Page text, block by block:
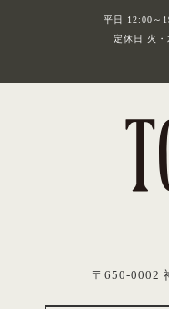
平日 12:00～
定休日 火・
〒650-0002